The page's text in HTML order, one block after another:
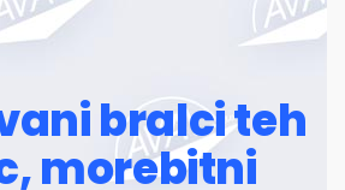
bralci teh
morebitni